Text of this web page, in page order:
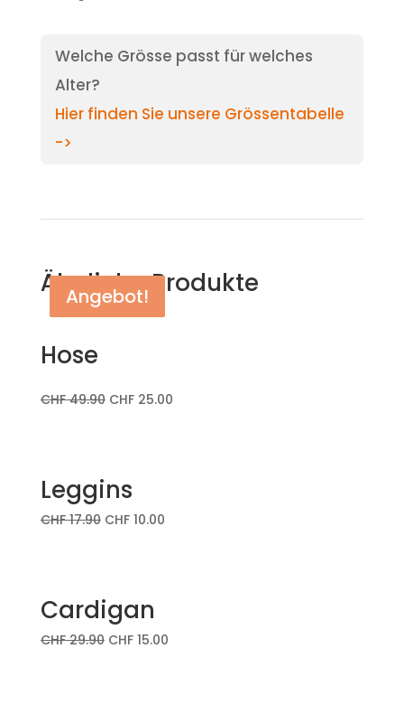
Welche Grösse passt für welches
Alter?
Hier finden Sie unsere Grössentabelle
->
Ähnliche Produkte
Angebot!
Hose
CHF49.90 CHF25.00
Angebot!
Leggins
CHF17.90 CHF10.00
Angebot!
Cardigan
CHF29.90 CHF15.00